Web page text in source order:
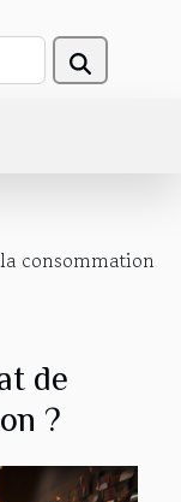
consommation
de
?